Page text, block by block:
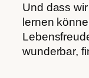
Und dass
lernen
wunderbar,